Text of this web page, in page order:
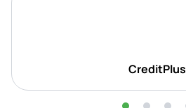
CreditPlus